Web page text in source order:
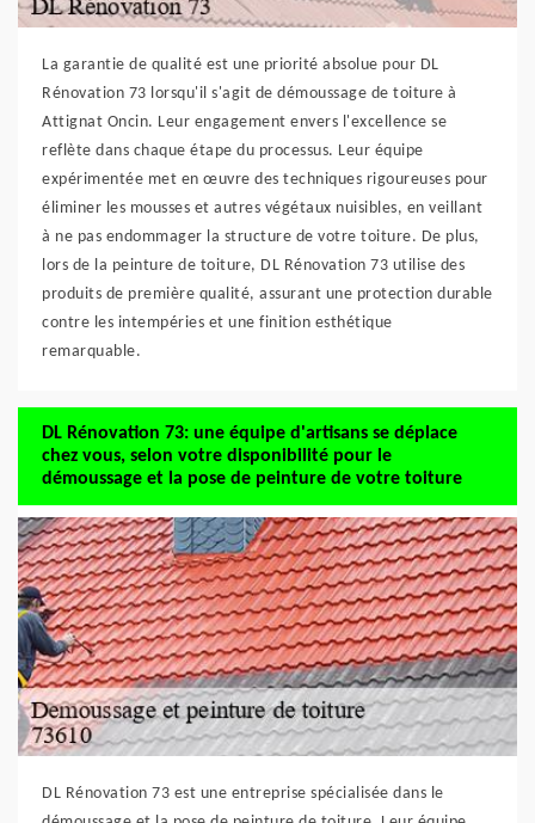
La garantie de qualité est une priorité absolue pour DL
Rénovation 73 lorsqu'il s'agit de démoussage de toiture à
Attignat Oncin. Leur engagement envers l'excellence se
reflète dans chaque étape du processus. Leur équipe
expérimentée met en œuvre des techniques rigoureuses pour
éliminer les mousses et autres végétaux nuisibles, en veillant
à ne pas endommager la structure de votre toiture. De plus,
lors de la peinture de toiture, DL Rénovation 73 utilise des
produits de première qualité, assurant une protection durable
contre les intempéries et une finition esthétique
remarquable.
DL Rénovation 73: une équipe d'artisans se déplace
chez vous, selon votre disponibilité pour le
démoussage et la pose de peinture de votre toiture
DL Rénovation 73 est une entreprise spécialisée dans le